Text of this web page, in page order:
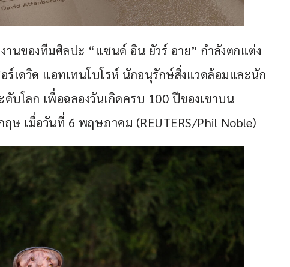
านของทีมศิลปะ “แซนด์ อิน ยัวร์ อาย” กำลังตกแต่ง
เดวิด แอทเทนโบโรห์ นักอนุรักษ์สิ่งแวดล้อมและนัก
บโลก เพื่อฉลองวันเกิดครบ 100 ปีของเขาบน
ษ เมื่อวันที่ 6 พฤษภาคม (REUTERS/Phil Noble)